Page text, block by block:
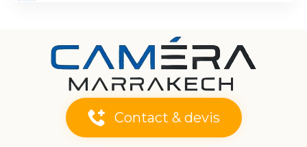
Contact & devis